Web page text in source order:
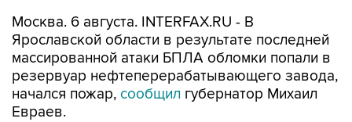
Москва. 6 августа. INTERFAX.RU - В
Ярославской области в результате последней
массированной атаки БПЛА обломки попали в
резервуар нефтеперерабатывающего завода,
начался пожар, сообщил губернатор Михаил
Евраев.